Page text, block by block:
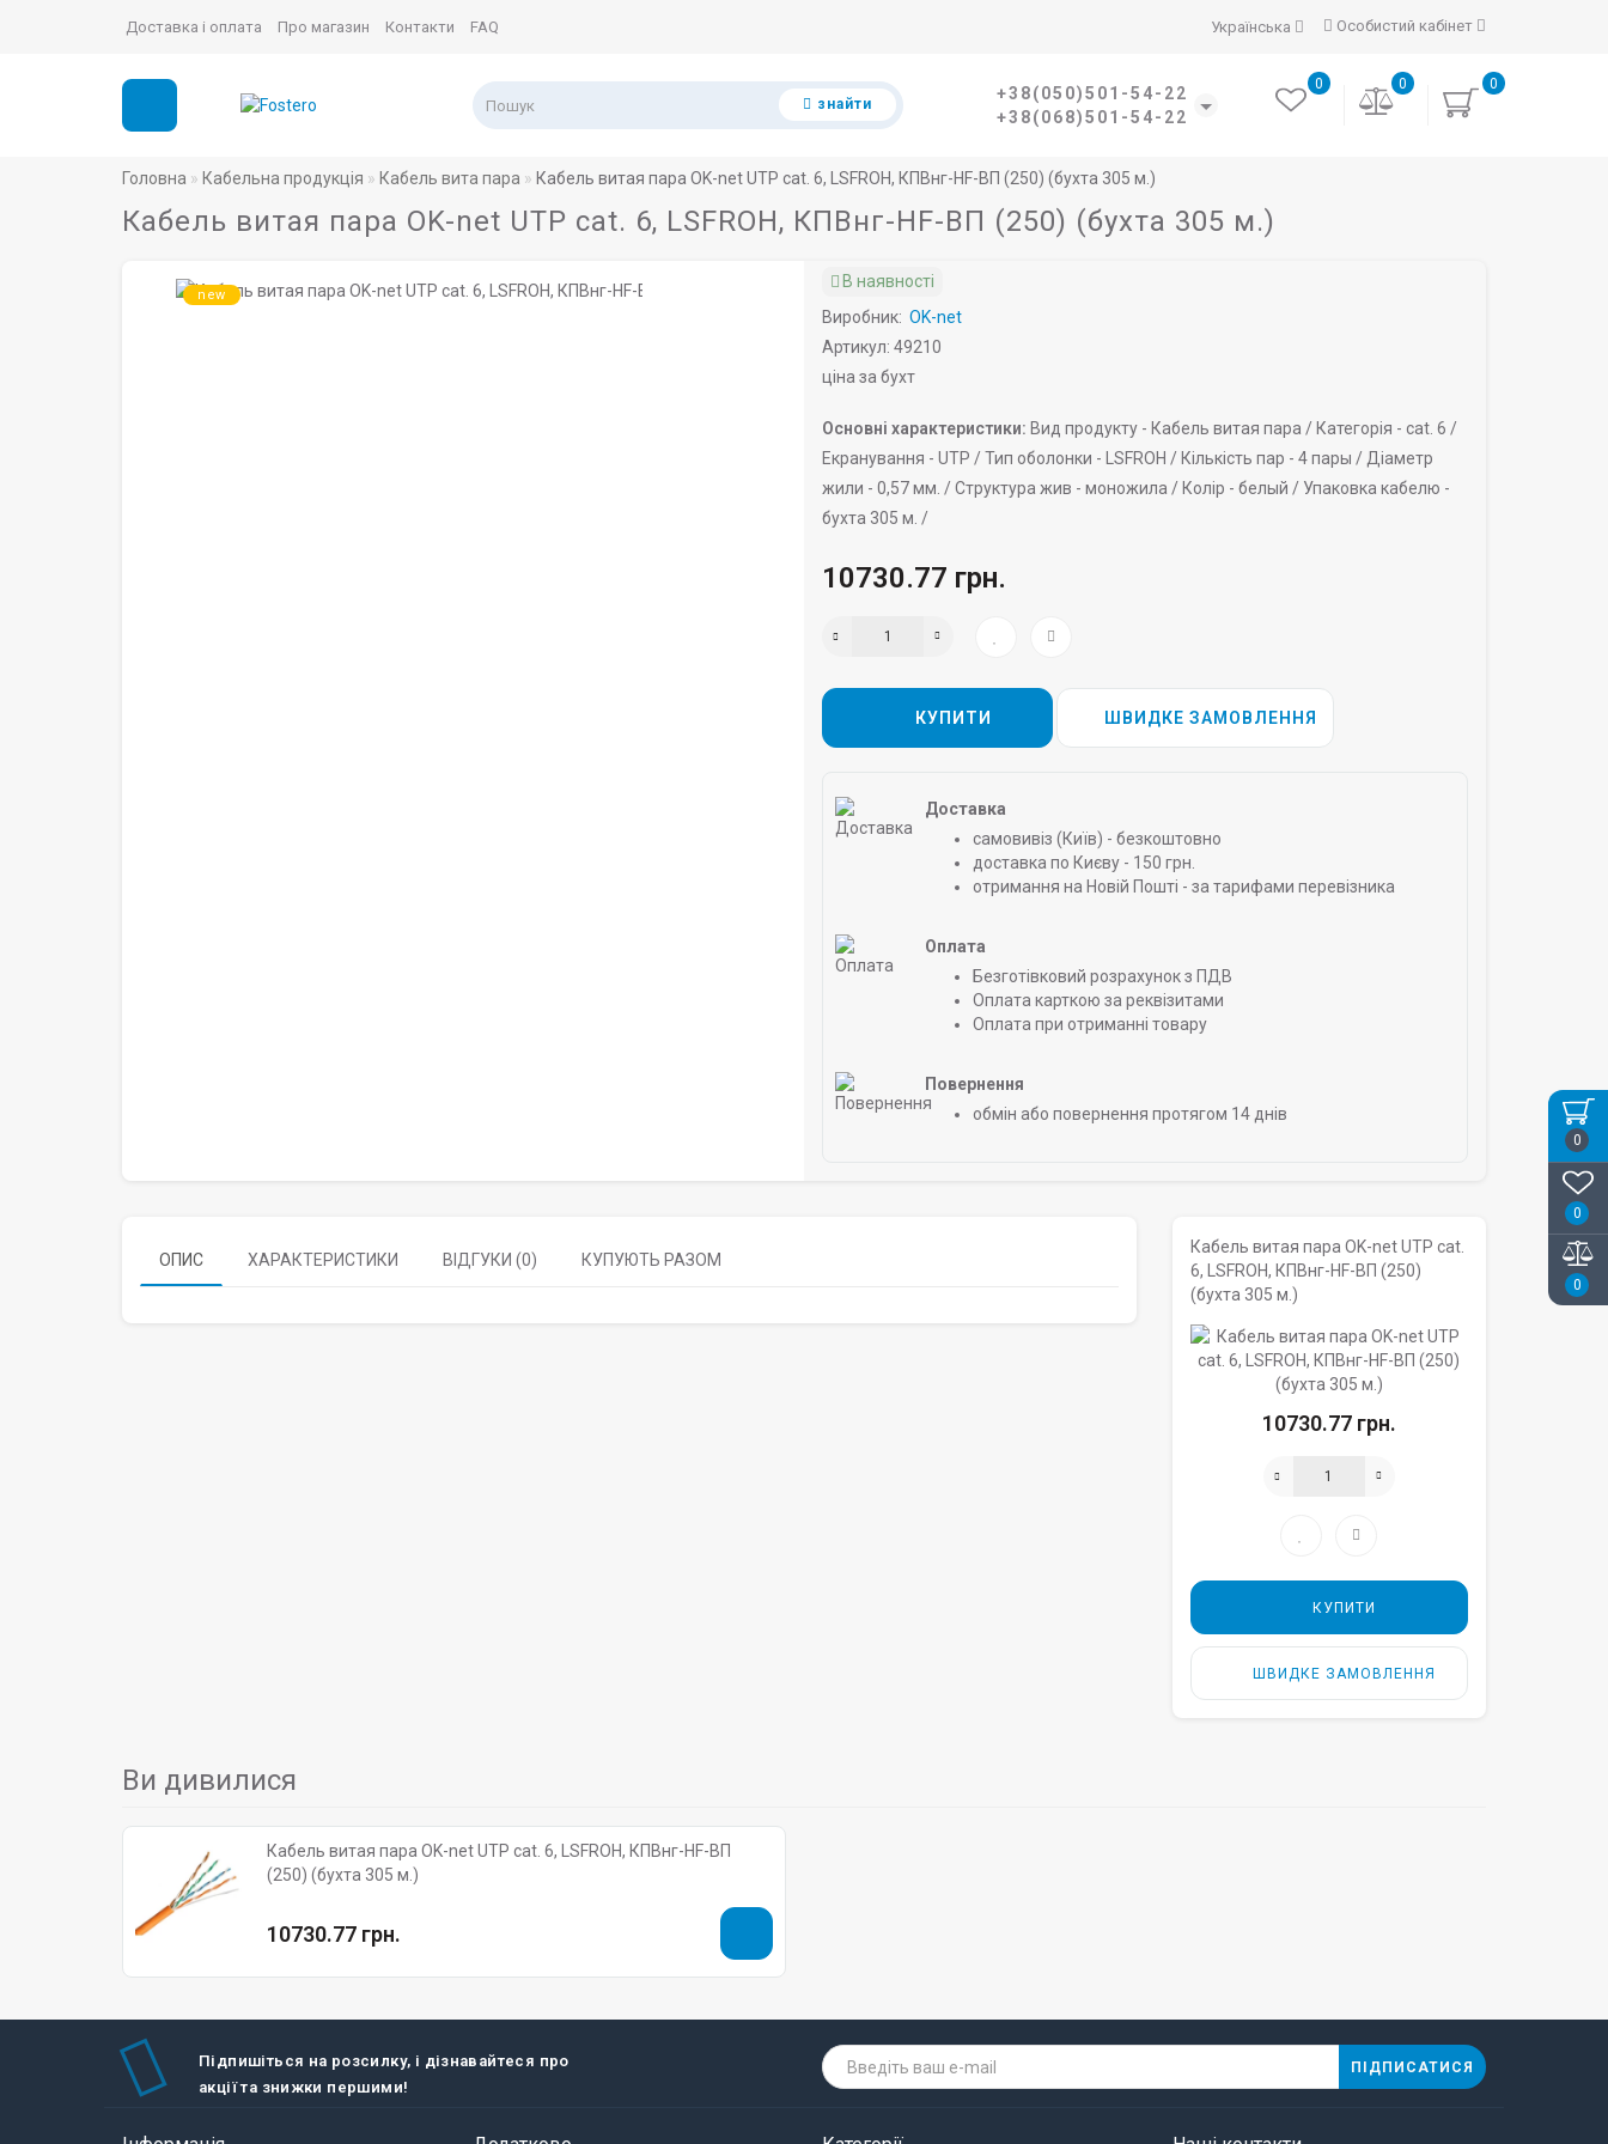
0
0
0
Особистий кабінет
Українська
Доставка і оплата Про магазин Контакти FAQ
знайти
+38(050)501-54-22
+38(068)501-54-22
0
0
0
Головна Кабельна продукція Кабель вита пара Кабель витая пара OK-net UTP cat. 6, LSFROH, КПВнг-HF-ВП (250) (бухта 305 м.)
Кабель витая пара OK-net UTP cat. 6, LSFROH, КПВнг-HF-ВП (250) (бухта 305 м.)
new
В наявності
Виробник: OK-net
Артикул: 49210
ціна за бухт
Основні характеристики: Вид продукту - Кабель витая пара / Категорія - cat. 6 /
Екранування - UTP /Тип оболонки - LSFROH / Кількість пар - 4 пары / Діаметр
жили - 0,57 мм. /Структура жив - моножила / Колір - белый / Упаковка кабелю -
бухта 305 м. /
10730.77 грн.
КУПИТИ ШВИДКЕ ЗАМОВЛЕННЯ
Доставка
самовивіз (Київ) - безкоштовно
доставка по Києву - 150 грн.
отримання на Новій Пошті - за тарифами перевізника
Оплата
Безготівковий розрахунок з ПДВ
Оплата карткою за реквізитами
Оплата при отриманні товару
Повернення
обмін або повернення протягом 14 днів
ОПИС ХАРАКТЕРИСТИКИ ВІДГУКИ (0) КУПУЮТЬ РАЗОМ
Кабель витая пара OK-net UTP cat.
6, LSFROH, КПВнг-HF-ВП (250)
(бухта 305 м.)
10730.77 грн.
КУПИТИ
ШВИДКЕ ЗАМОВЛЕННЯ
Ви дивилися
Кабель витая пара OK-net UTP cat. 6, LSFROH, КПВнг-HF-ВП
(250) (бухта 305 м.)
10730.77 грн.
Підпишіться на розсилку, і дізнавайтеся про
акції та знижки першими!
ПІДПИСАТИСЯ